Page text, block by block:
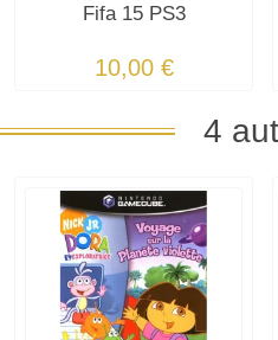
Fifa 15 PS3
10,00 €
4